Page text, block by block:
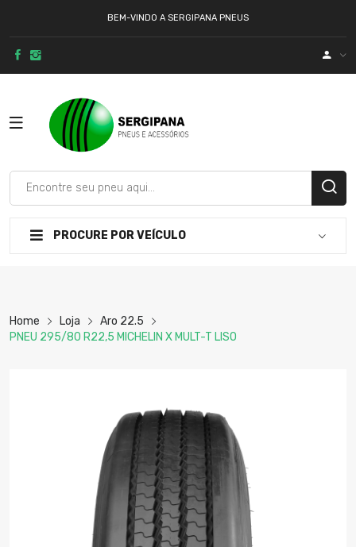
BEM-VINDO A SERGIPANA PNEUS
PROCURE POR VEÍCULO
Home Loja
Aro 22.5
PNEU 295/80 R22,5 MICHELIN X MULT-T LISO